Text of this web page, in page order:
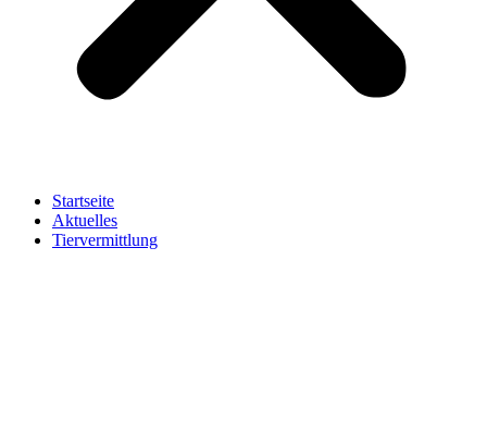
Startseite
Aktuelles
Tiervermittlung